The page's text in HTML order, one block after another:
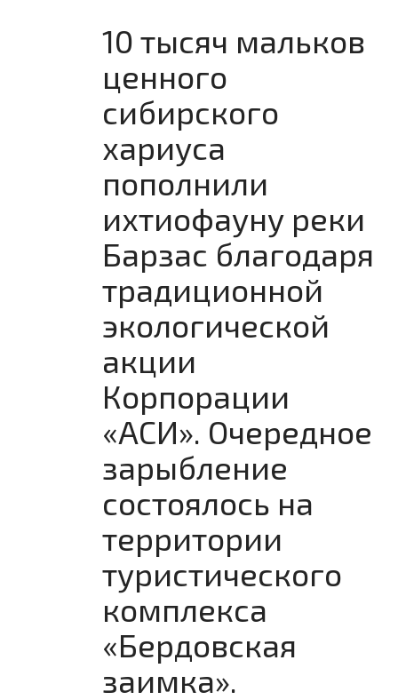
10 тысяч мальков
ценного
сибирского
хариуса
пополнили
ихтиофауну реки
Барзас благодаря
традиционной
экологической
акции
Корпорации
«АСИ». Очередное
зарыбление
состоялось на
территории
туристического
комплекса
«Бердовская
заимка».